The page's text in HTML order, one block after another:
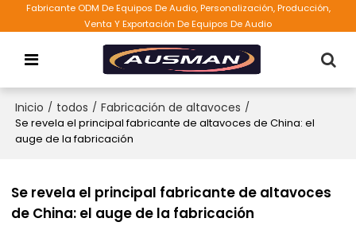
Fabricante ODM De Equipos De Audio, Personalización, Producción,
Venta Y Exportación De Equipos De Audio
Inicio / todos / Fabricación de altavoces /
Se revela el principal fabricante de altavoces de China: el
auge de la fabricación
Se revela el principal fabricante de altavoces
de China: el auge de la fabricación